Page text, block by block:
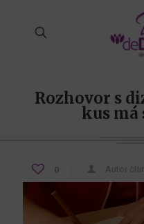
Rozhovor s
kus má
0 Autor